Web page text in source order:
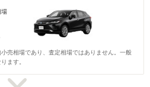
売相場であり、査定相場ではありません。一般
ます。